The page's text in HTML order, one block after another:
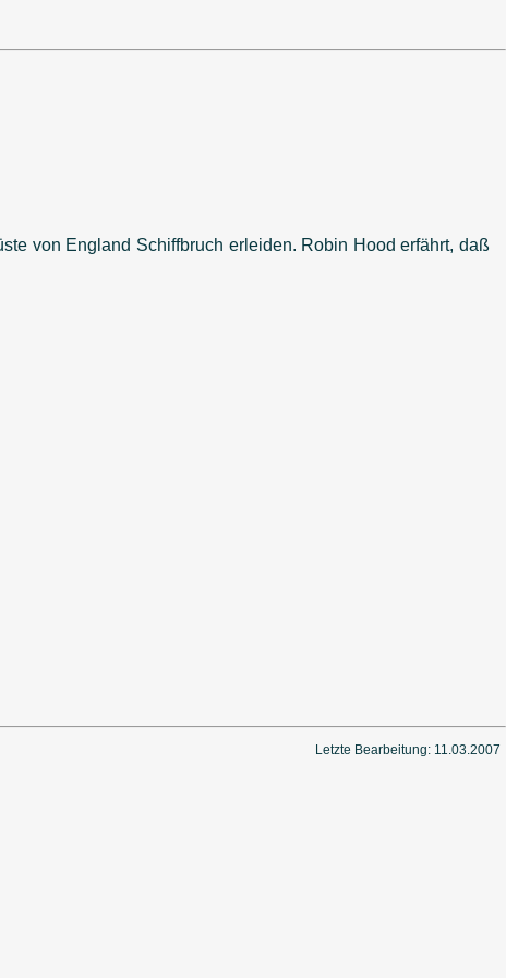
von England Schiffbruch erleiden. Robin Hood erfährt, daß
Letzte Bearbeitung: 11.03.2007